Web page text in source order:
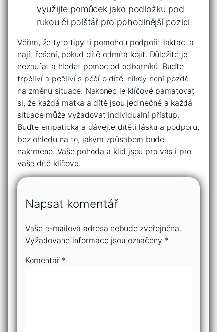
využijte pomůcek jako podložku pod⁤
rukou či polštář pro pohodlnější ⁢pozici.
Věřím, že tyto tipy ti pomohou⁢ podpořit laktaci a
najít řešení,⁢ pokud dítě odmítá kojit. Důležité je
nezoufat a hledat pomoc od odborníků. Buďte
trpěliví a pečliví s péčí o dítě, ⁣nikdy není pozdě
na změnu situace. Nakonec je klíčové pamatovat
si, že každá matka a dítě jsou jedinečné a každá
situace může vyžadovat individuální ⁤přístup.
Buďte empatická a dávejte dítěti lásku a podporu,
bez ohledu ‌na to, jakým‌ způsobem bude
nakrmené. Vaše pohoda a klid jsou pro vás ⁤i pro
vaše dítě klíčové.
Napsat komentář
Vaše e-mailová adresa nebude zveřejněna.
Vyžadované informace jsou označeny *
Komentář *